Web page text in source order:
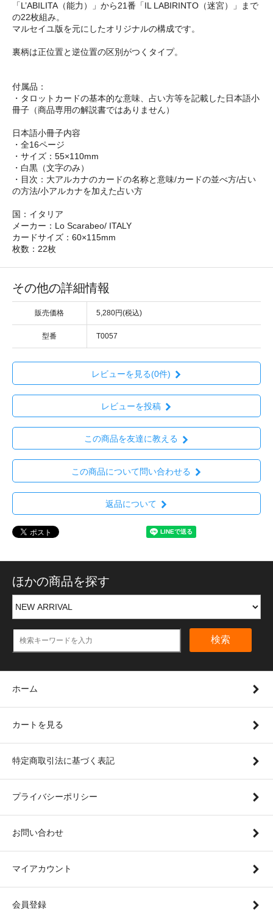
「L’ABILITA（能力）」から21番「IL LABIRINTO（迷宮）」まで
の22枚組み。
マルセイユ版を元にしたオリジナルの構成です。
裏柄は正位置と逆位置の区別がつくタイプ。
付属品：
・タロットカードの基本的な意味、占い方等を記載した日本語小
冊子（商品専用の解説書ではありません）
日本語小冊子内容
・全16ページ
・サイズ：55×110mm
・白黒（文字のみ）
・目次：大アルカナのカードの名称と意味/カードの並べ方/占い
の方法/小アルカナを加えた占い方
国：イタリア
メーカー：Lo Scarabeo/ ITALY
カードサイズ：60×115mm
枚数：22枚
その他の詳細情報
販売価格 5,280円(税込)
型番 T0057
レビューを見る(0件)
レビューを投稿
この商品を友達に教える
この商品について問い合わせる
返品について
ほかの商品を探す
検索
ホーム
カートを見る
特定商取引法に基づく表記
プライバシーポリシー
お問い合わせ
マイアカウント
会員登録